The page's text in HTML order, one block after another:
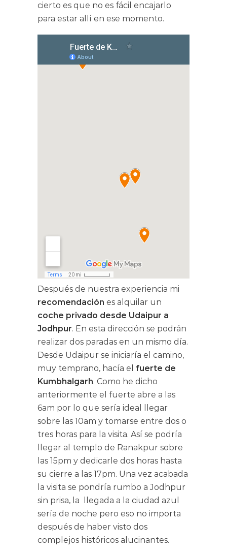
cierto es que no es fácil encajarlo
para estar allí en ese momento.
Después de nuestra experiencia mi
recomendación es alquilar un
coche privado desde Udaipur a
Jodhpur. En esta dirección se podrán
realizar dos paradas en un mismo día.
Desde Udaipur se iniciaría el camino,
muy temprano, hacía el fuerte de
Kumbhalgarh. Como he dicho
anteriormente el fuerte abre a las
6am por lo que sería ideal llegar
sobre las 10am y tomarse entre dos o
tres horas para la visita. Así se podría
llegar al templo de Ranakpur sobre
las 15pm y dedicarle dos horas hasta
su cierre a las 17pm. Una vez acabada
la visita se pondría rumbo a Jodhpur
sin prisa, la llegada a la ciudad azul
sería de noche pero eso no importa
después de haber visto dos
complejos históricos alucinantes.